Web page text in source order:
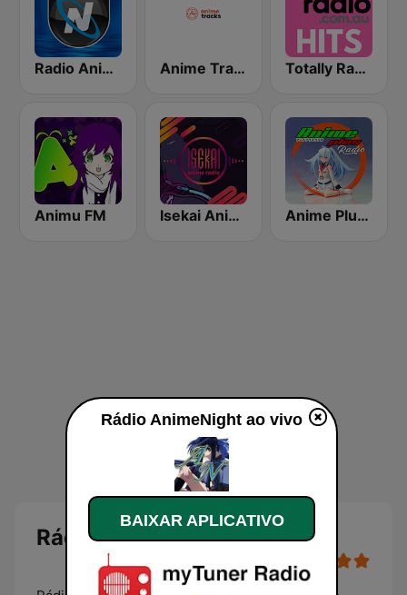
Radio Anime Nexus Anime Tracks Totally Radio Hits
Animu FM Isekai Anime Radio Anime Plus Radio
Rádio AnimeNight
Rádio AnimeNight ao vivo
BAIXAR APLICATIVO